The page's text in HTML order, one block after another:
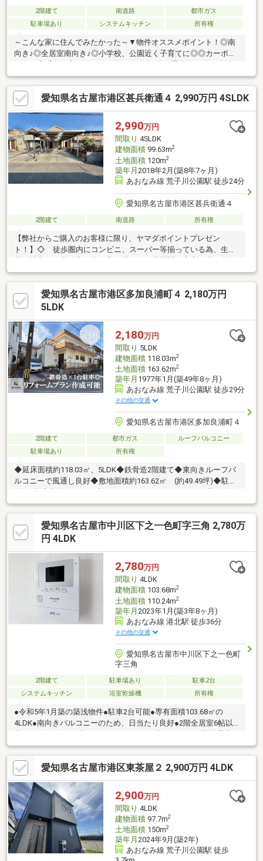
2階建て 南道路
都市ガス
駐車場あり
システムキッチン 所有権
～こんな家に住んでみたかった～▼物件オススメポイント！◎南
向き♪◎全居室南向き♪◎小学校、公園近く子育てに◎◎カーポー
バスセンターへ！▼周辺環境◎大手小学校まで徒歩6分◎港南中学
校まで徒歩23分◎セブンイレブンまで徒歩4分◎千鳥公園まで徒
歩4分▼▽当店はこんなお店です▽▼今から見たいも対応！＃女性
スタッフも在籍で安心♪＃ベテランスタッフのいる安心のお店！＃
Instagramでのルームツアー投稿などの発信！どなたでも相談しや
すいお店を目指しています♪
愛知県名古屋市港区甚兵衛通４ 2,990万円 4SLDK
2,990万円
間取り 4SLDK
建物面積99.63m2
土地面積120m2
築年月 2018年2月(築8年7ヶ月)
あおなみ線 荒子川公園駅 徒歩24分
愛知県名古屋市港区甚兵衛通４
2階建て 南道路 所有権
【弊社からご購入のお客様に限り、ヤマダポイントプレゼン
ト！】◇ 徒歩圏内にコンビニ、スーパー等揃っている為、生活
道路も広いので駐車しやすいので、運転が苦手な方でも大丈夫！
◇ 小学校が近いので、共働きのご家族も安心！◇ 駐車場並列
3台可＋庭付き。
愛知県名古屋市港区多加良浦町４ 2,180万円
5LDK
2,180万円
間取り 5LDK
建物面積118.03m2
土地面積163.62m2
築年月 1977年1月(築49年8ヶ月)
あおなみ線 荒子川公園駅 徒歩29分
その他の交通
愛知県名古屋市港区多加良浦町４
2階建て 都市ガス
ルーフバルコニー
駐車場あり
所有権
◆延床面積約118.03㎡、5LDK◆鉄骨造2階建て◆東向きルーフバ
ルコニーで風通し良好◆敷地面積約163.62㎡ (約49.49坪)◆駐車
成可能◎※間取り図作成中～周辺環境～◇神宮寺小学校 8分◇宝
神中学校 24分◆ローソン 港区甚兵衛通店 徒歩7分◆アピタ港
店 徒歩21分 詳細につきましては、お気軽にお問合せください
ませ。
愛知県名古屋市中川区下之一色町字三角 2,780万
円 4LDK
2,780万円
間取り 4LDK
建物面積103.68m2
土地面積110.24m2
築年月 2023年1月(築3年8ヶ月)
あおなみ線 港北駅 徒歩36分
その他の交通
愛知県名古屋市中川区下之一色町
字三角
2階建て 駐車場あり
駐車2台
システムキッチン
浴室乾燥機 所有権
●令和5年1月築の築浅物件●駐車2台可能●専有面積103.68㎡の
4LDK●南向きバルコニーのため、日当たり良好●2階全居室6帖以
◇正色小学校 徒歩15分◇一色中学校 徒歩21分◆ドラッグスギ
ヤマ 南陽店 徒歩17分◆ナフコ不二屋 当知店 徒歩21分詳細は
お気軽にお問合せ下さい。
愛知県名古屋市港区東茶屋２ 2,900万円 4LDK
2,900万円
間取り 4LDK
建物面積97.7m2
土地面積150m2
築年月 2024年9月(築2年)
あおなみ線 荒子川公園駅 徒歩